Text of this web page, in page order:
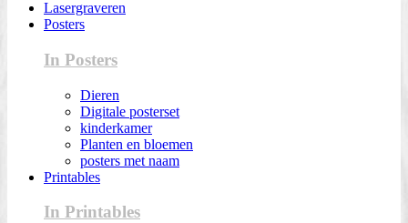
Lasergraveren
Posters
In Posters
Dieren
Digitale posterset
kinderkamer
Planten en bloemen
posters met naam
Printables
In Printables